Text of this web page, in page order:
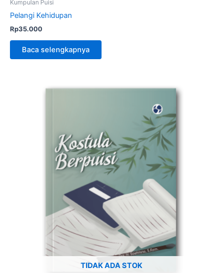
Kumpulan Puisi
Pelangi Kehidupan
Rp35.000
Baca selengkapnya
TIDAK ADA STOK